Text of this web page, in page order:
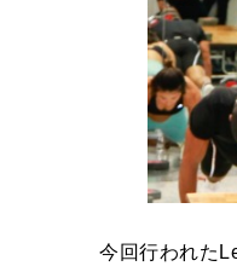
今回行われた